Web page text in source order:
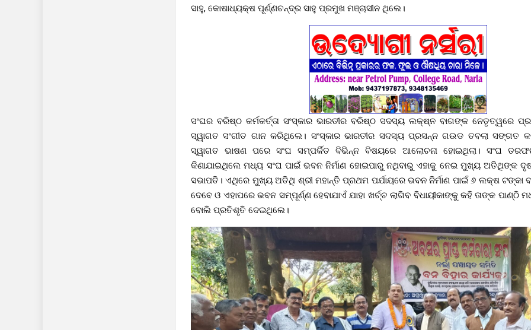
ସାହୁ, କୋଷାଧ୍ୟକ୍ଷ ପୂର୍ଣ୍ଣଚନ୍ଦ୍ର ସାହୁ ପ୍ରମୁଖ ମଞ୍ଚାସୀନ ଥିଲେ।
ସଂଘର ବରିଷ୍ଠ କର୍ମକର୍ତ୍ତା ସଂସ୍କାର ଭାରତୀର ବରିଷ୍ଠ ସଦସ୍ୟ ଲକ୍ଷ୍ନ ବାଗଙ୍କ ନେତୃତ୍ୱରେ
ସ୍ୱାଗତ ସଂଗୀତ ଗାନ କରିଥିଲେ। ସଂସ୍କାର ଭାରତୀର ସଦସ୍ୟ ପ୍ରସନ୍ନ ଗଉଡ ତବଲା ସଙ୍ଗତ
ସ୍ୱାଗତ ଭାଷଣ ପରେ ସଂଘ ସମ୍ପର୍କିତ ବିଭିନ୍ନ ବିଷୟରେ ଆଲୋଚନା ହୋଇଥିଲା। ସଂଘ
କିଣାଯାଇଥିଲେ ମଧ୍ୟ ସଂଘ ପାଇଁ ଭବନ ନିର୍ମାଣ ହୋଇପାରୁ ନଥିବାରୁ ଏହାକୁ ନେଇ ମୁଖ୍ୟ ଅତିଥିଙ୍କ
ସଭାପତି। ଏଥିରେ ମୁଖ୍ୟ ଅତିଥି ଶ୍ରୀ ମହାନ୍ତି ପ୍ରଥମ ପର୍ଯାୟରେ ଭବନ ନିର୍ମାଣ ପାଇଁ ୬ ଲକ୍ଷ
ଦେବେ ଓ ଏହାପରେ ଭବନ ସମ୍ପୂର୍ଣ୍ଣ ହେବାଯାଏଁ ଯାହା ଖର୍ଚ୍ଚ ଲାଗିବ ବିଧାୟୀକାଙ୍କୁ କହି ତାଙ୍କ
ବୋଲି ପ୍ରତିଶୃତି ଦେଇଥିଲେ।